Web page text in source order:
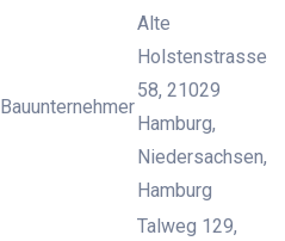
Bauunternehmer
Alte
Holstenstrasse
58, 21029
Hamburg,
Niedersachsen,
Hamburg
Talweg 129,